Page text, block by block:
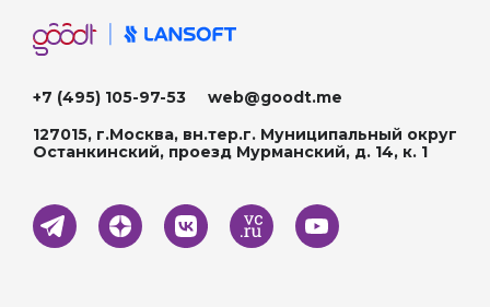
+7 (495) 105-97-53
web@goodt.me
127015, г.Москва, вн.тер.г. Муниципальный округ
Останкинский, проезд Мурманский, д. 14, к. 1